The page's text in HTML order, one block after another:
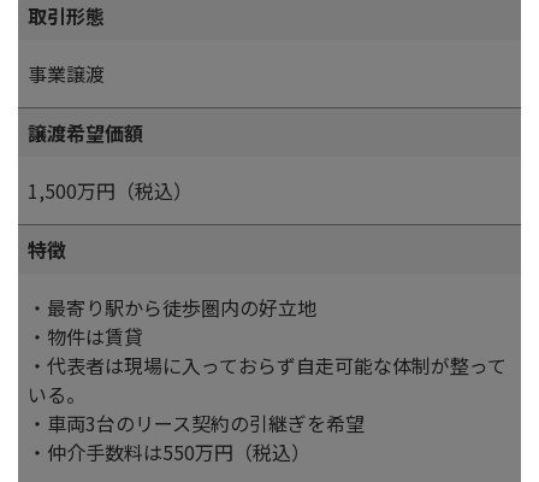
取引形態
事業譲渡
譲渡希望価額
1,500万円（税込）
特徴
・最寄り駅から徒歩圏内の好立地
・物件は賃貸
・代表者は現場に入っておらず自走可能な体制が整って
いる。
・車両3台のリース契約の引継ぎを希望
・仲介手数料は550万円（税込）